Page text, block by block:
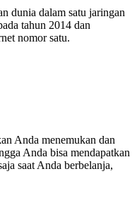
dunia dalam satu jaringan
tahun 2014 dan
nomor satu.
Anda menemukan dan
Anda bisa mendapatkan
saat Anda berbelanja,